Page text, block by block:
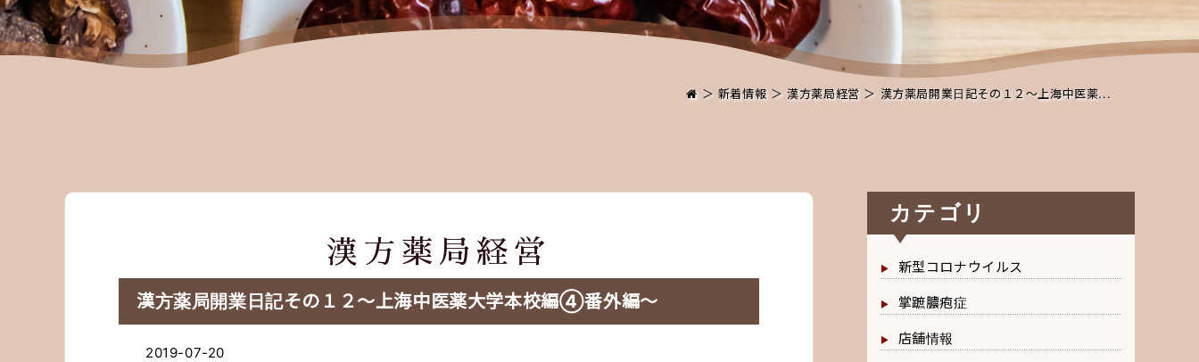
＞ 新着情報＞ 漢方薬局経営 ＞ 漢方薬局開業日記その１２〜上海中医薬...
漢方薬局経営
漢方薬局開業日記その１２〜上海中医薬大学本校編④番外編〜
2019-07-20
カテゴリ
新型コロナウイルス
掌蹠膿疱症
店舗情報